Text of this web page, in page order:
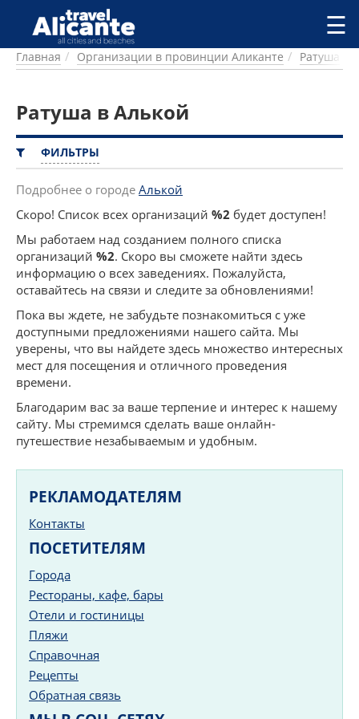
Перейти к основному содержанию
ГОРОДА
ПИТАНИЕ
ПРОЖИВАНИЕ
ПЛЯЖИ
ДОСТОПРИМЕЧАТЕЛЬНОСТИ
КЕМПИНГ
КОМАРКИ (РАЙОНЫ)
РЕЦЕПТЫ
ПРЕДЛОЖЕНИЯ
СТАТЬИ
УСЛУГИ
☰
Главная Организации в провинции Аликанте Ратуша
Ратуша в Алькой
ФИЛЬТРЫ
Подробнее о городе Алькой
Скоро! Список всех организаций %2 будет доступен!
Мы работаем над созданием полного списка
организаций %2. Скоро вы сможете найти здесь
информацию о всех заведениях. Пожалуйста,
оставайтесь на связи и следите за обновлениями!
Пока вы ждете, не забудьте познакомиться с уже
доступными предложениями нашего сайта. Мы
уверены, что вы найдете здесь множество интересных
мест для посещения и отличного проведения
времени.
Благодарим вас за ваше терпение и интерес к нашему
сайту. Мы стремимся сделать ваше онлайн-
путешествие незабываемым и удобным.
РЕКЛАМОДАТЕЛЯМ
Контакты
ПОСЕТИТЕЛЯМ
Города
Рестораны, кафе, бары
Отели и гостиницы
Пляжи
Справочная
Рецепты
Обратная связь